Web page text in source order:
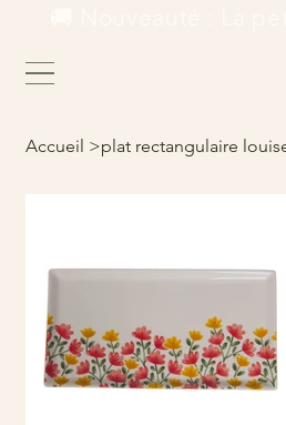
Accueil >plat rectangulaire